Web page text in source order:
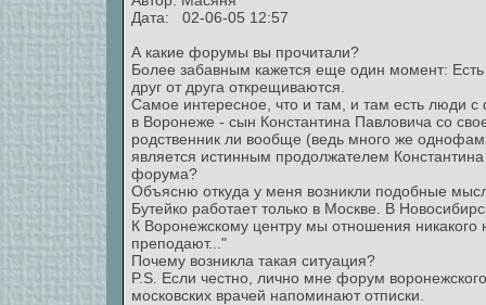
Дата: 02-06-05 12:57
А какие форумы вы прочитали?
Более забавным кажется еще один момент:
друг от друга открещиваются.
Самое интересное, что и там, и там есть люди
в Воронеже - сын Константина Павловича со
родственник ли вообще (ведь много же
является истинным продолжателем
форума?
Объясню откуда у меня возникли подобные
Бутейко работает только в Москве. В
К Воронежскому центру мы отношения
преподают..."
Почему возникла такая ситуация?
P.S. Если честно, лично мне форум
московских врачей напоминают отписки.